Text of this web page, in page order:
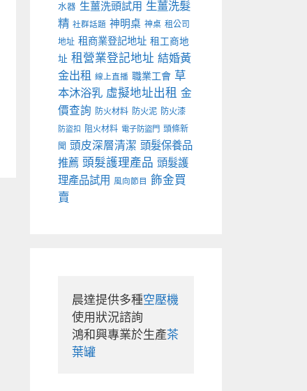
水器 生薑洗頭試用 生薑洗髮
精 社群話題 神明桌 神桌 租公司
地址 租商業登記地址 租工商地
址 租營業登記地址 結婚黃
金出租 線上直播 職業工會 草
本沐浴乳 虛擬地址出租 金
價查詢 防火材料 防火泥 防火漆
防盜扣 阻火材料 電子防盜門 頭條新
聞 頭皮深層清潔 頭髮保養品
推薦 頭髮護理產品 頭髮護
理產品試用 風向節目 飾金買
賣
晨達提供多種空壓機
使用狀況諮詢
鴻和興專業於生產茶
葉罐